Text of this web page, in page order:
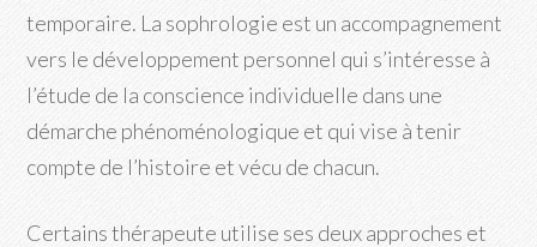
temporaire. La sophrologie est un accompagnement
vers le développement personnel qui s’intéresse à
l’étude de la conscience individuelle dans une
démarche phénoménologique et qui vise à tenir
compte de l’histoire et vécu de chacun.
Certains thérapeute utilise ses deux approches et